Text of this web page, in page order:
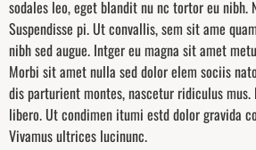
sodales leo, eget blandit nu nc tortor eu nibh.
Suspendisse pi. Ut convallis, sem sit ame
nibh sed augue. Intger eu magna sit amet
Morbi sit amet nulla sed dolor elem sociis
dis parturient montes, nascetur ridiculus
libero. Ut condimen itumi estd dolor gravida
Vivamus ultrices lucinunc.